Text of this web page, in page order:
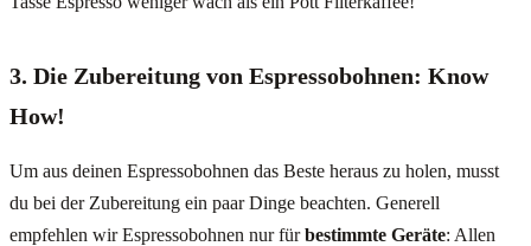
3. Die Zubereitung von Espressobohnen: Know
How!
Um aus deinen Espressobohnen das Beste heraus zu holen, musst
du bei der Zubereitung ein paar Dinge beachten. Generell
empfehlen wir Espressobohnen nur fürbestimmte Geräte: Allen